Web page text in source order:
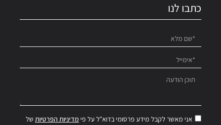
כתבו לנו
אני מאשר לקבל מידע פרסומי בדוא"ל על פימדיניות הפרטיותשל